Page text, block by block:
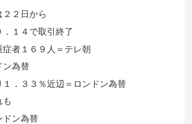
２日から
１４で取引終了
者１６９人＝テレ朝
ン為替
．３３％近辺＝ロンドン為替
ドン為替